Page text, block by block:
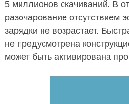
5 миллионов скачиваний. В
разочарование отсутствием
зарядки не возрастает.
не предусмотрена
может быть активирована